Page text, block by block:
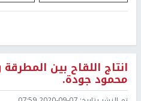
انتاج اللقاح بين
محمود جودة.